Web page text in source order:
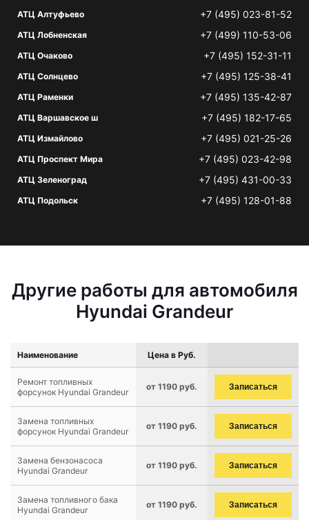
АТЦ Алтуфьево +7 (495) 023-81-52
АТЦ Лобненская +7 (499) 110-53-06
АТЦ Очаково +7 (495) 152-31-11
АТЦ Солнцево +7 (495) 125-38-41
АТЦ Раменки +7 (495) 135-42-87
АТЦ Варшавское ш +7 (495) 182-17-65
АТЦ Измайлово +7 (495) 021-25-26
АТЦ Проспект Мира +7 (495) 023-42-98
АТЦ Зеленоград +7 (495) 431-00-33
АТЦ Подольск +7 (495) 128-01-88
Другие работы для автомобиля
Hyundai Grandeur
Наименование Цена в Руб.
Ремонт топливных
форсунок Hyundai Grandeur
от 1190 руб. Записаться
Замена топливных
форсунок Hyundai Grandeur
от 1190 руб. Записаться
Замена бензонасоса
Hyundai Grandeur
от 1190 руб. Записаться
Замена топливного бака
Hyundai Grandeur
от 1190 руб. Записаться